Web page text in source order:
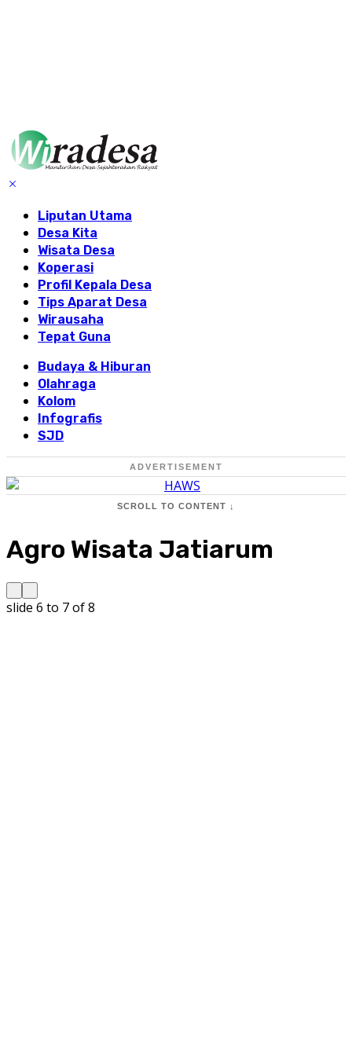
Liputan Utama
Desa Kita
Wisata Desa
Koperasi
Profil Kepala Desa
Tips Aparat Desa
Wirausaha
Tepat Guna
Budaya & Hiburan
Olahraga
Kolom
Infografis
SJD
ADVERTISEMENT
SCROLL TO CONTENT ↓
Agro Wisata Jatiarum
slide 6 to 7of 8